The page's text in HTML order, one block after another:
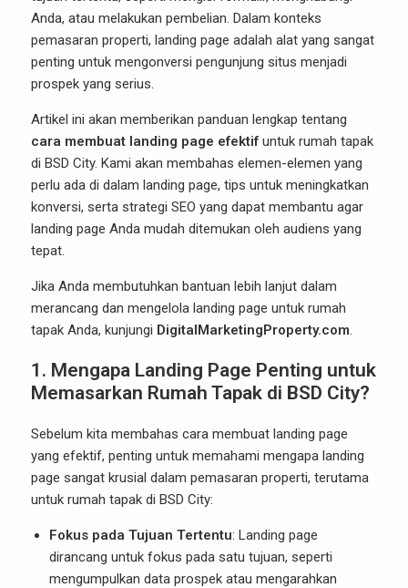
Anda, atau melakukan pembelian. Dalam konteks
pemasaran properti, landing page adalah alat yang sangat
penting untuk mengonversi pengunjung situs menjadi
prospek yang serius.
Artikel ini akan memberikan panduan lengkap tentang
cara membuat landing page efektif untuk rumah tapak
di BSD City. Kami akan membahas elemen-elemen yang
perlu ada di dalam landing page, tips untuk meningkatkan
konversi, serta strategi SEO yang dapat membantu agar
landing page Anda mudah ditemukan oleh audiens yang
tepat.
Jika Anda membutuhkan bantuan lebih lanjut dalam
merancang dan mengelola landing page untuk rumah
tapak Anda, kunjungi DigitalMarketingProperty.com.
1. Mengapa Landing Page Penting untuk
Memasarkan Rumah Tapak di BSD City?
Sebelum kita membahas cara membuat landing page
yang efektif, penting untuk memahami mengapa landing
page sangat krusial dalam pemasaran properti, terutama
untuk rumah tapak di BSD City:
Fokus pada Tujuan Tertentu: Landing page
dirancang untuk fokus pada satu tujuan, seperti
mengumpulkan data prospek atau mengarahkan